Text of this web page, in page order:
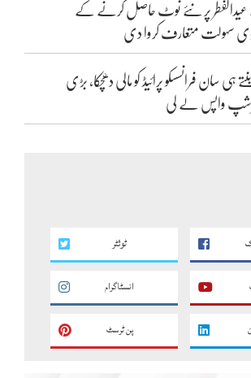
پر نئے نوٹ حاصل کرنے کے
بڑی سہولت متعارف کروا دی
سان فرانسسکو پرائیڈ کو مالی دھچکا، بڑی
واپس لے لی
ٹوئٹر
انسٹاگرام
پن ٹرسٹ